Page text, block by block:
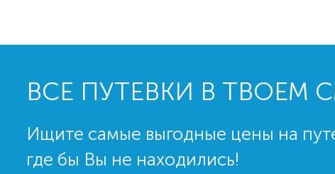
ВСЕ ПУТЕВКИ В ТВОЕМ
Ищите самые выгодные цены на
где бы Вы не находились!